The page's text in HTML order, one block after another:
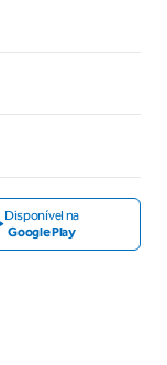
Disponível na
Google Play